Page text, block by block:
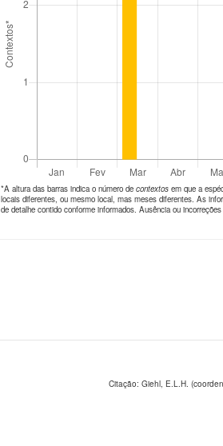
*A altura das barras indica o número de contextos em que a
locais diferentes, ou mesmo local, mas meses diferentes. As
de detalhe contido conforme informados. Ausência ou
Citação: Giehl, E.L.H.